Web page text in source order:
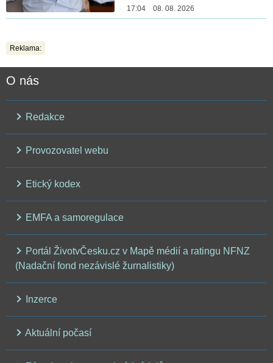
17:04 08. 08. 2026
Reklama:
O nás
Redakce
Provozovatel webu
Etický kodex
EMFA a samoregulace
Portál ŽivotvČesku.cz v Mapě médií a ratingu NFNZ
(Nadační fond nezávislé žurnalistiky)
Inzerce
Aktuální počasí